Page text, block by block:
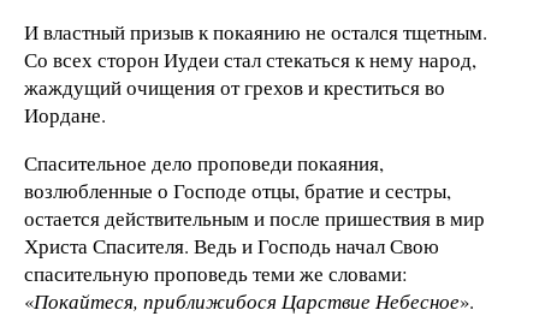
И властный призыв к покаянию не остался тщетным.
Со всех сторон Иудеи стал стекаться к нему народ,
жаждущий очищения от грехов и креститься во
Иордане.
Спасительное дело проповеди покаяния,
возлюбленные о Господе отцы, братие и сестры,
остается действительным и после пришествия в мир
Христа Спасителя. Ведь и Господь начал Свою
спасительную проповедь теми же словами:
«Покайтеся, приближибося Царствие Небес­ное».